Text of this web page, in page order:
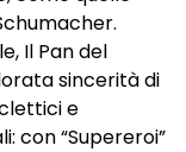
Il Pan del
sincerità di
e
con “Supereroi”